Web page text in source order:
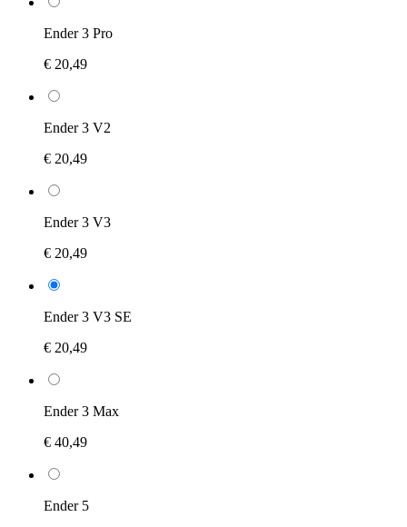
Ender 3 Pro
€ 20,49
Ender 3 V2
€ 20,49
Ender 3 V3
€ 20,49
Ender 3 V3 SE
€ 20,49
Ender 3 Max
€ 40,49
Ender 5